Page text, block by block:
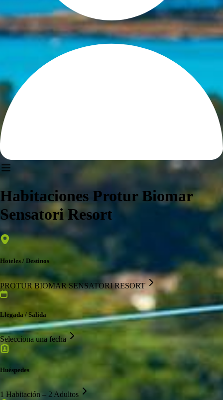
Habitaciones Protur Biomar
Sensatori Resort
Hoteles / Destinos
PROTUR BIOMAR SENSATORI RESORT
Llegada / Salida
Selecciona una fecha
Huéspedes
1 Habitación – 2 Adultos